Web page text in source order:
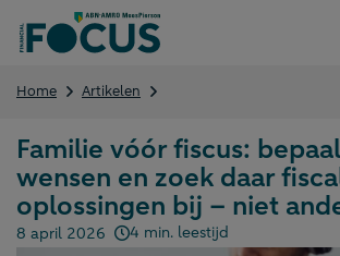
naar
Home Artikelen
bepaal
uw
wensen
en
zoek
Familie vóór fiscus:
wensen en zoek daar
oplossingen bij – niet
Gepubliceerd op:
8 april 2026 4 min. leestijd